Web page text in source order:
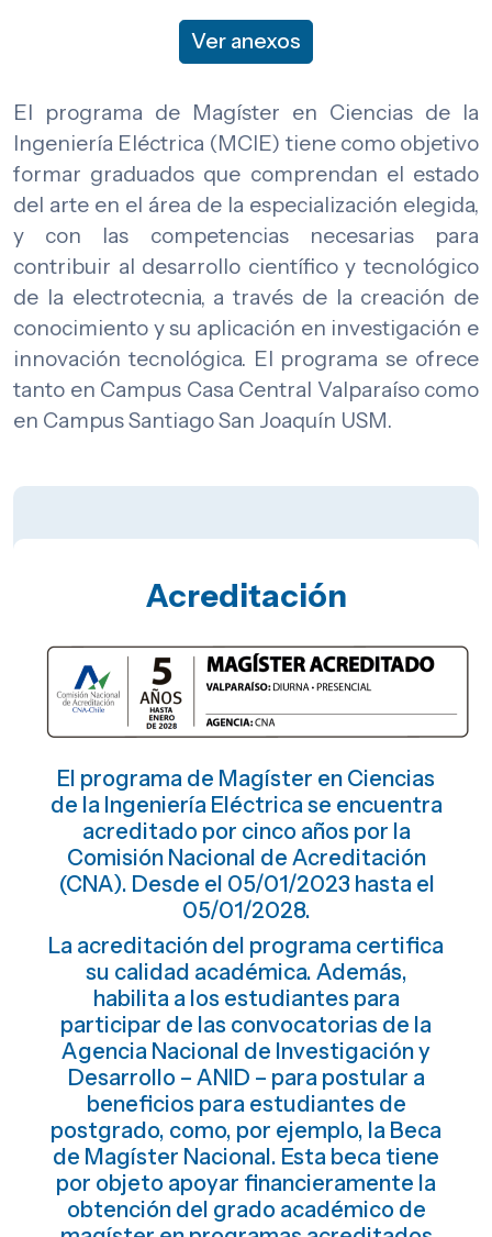
Ver anexos
El programa de Magíster en Ciencias de la
Ingeniería Eléctrica (MCIE) tiene como objetivo
formar graduados que comprendan el estado
del arte en el área de la especialización elegida,
y con las competencias necesarias para
contribuir al desarrollo científico y tecnológico
de la electrotecnia, a través de la creación de
conocimiento y su aplicación en investigación e
innovación tecnológica. El programa se ofrece
tanto en Campus Casa Central Valparaíso como
en Campus Santiago San Joaquín USM.
Acreditación
El programa de Magíster en Ciencias
de la Ingeniería Eléctrica se encuentra
acreditado por cinco años por la
Comisión Nacional de Acreditación
(CNA). Desde el 05/01/2023 hasta el
05/01/2028.
La acreditación del programa certifica
su calidad académica. Además,
habilita a los estudiantes para
participar de las convocatorias de la
Agencia Nacional de Investigación y
Desarrollo – ANID – para postular a
beneficios para estudiantes de
postgrado, como, por ejemplo, la Beca
de Magíster Nacional. Esta beca tiene
por objeto apoyar financieramente la
obtención del grado académico de